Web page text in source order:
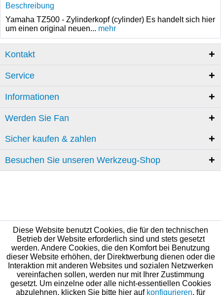
Beschreibung
Yamaha TZ500 - Zylinderkopf (cylinder) Es handelt sich hier
um einen original neuen... mehr
Kontakt
Service
Informationen
Werden Sie Fan
Sicher kaufen & zahlen
Besuchen Sie unseren Werkzeug-Shop
Diese Website benutzt Cookies, die für den technischen
Betrieb der Website erforderlich sind und stets gesetzt
werden. Andere Cookies, die den Komfort bei Benutzung
dieser Website erhöhen, der Direktwerbung dienen oder die
Interaktion mit anderen Websites und sozialen Netzwerken
vereinfachen sollen, werden nur mit Ihrer Zustimmung
gesetzt. Um einzelne oder alle nicht-essentiellen Cookies
abzulehnen, klicken Sie bitte hier auf konfigurieren, für